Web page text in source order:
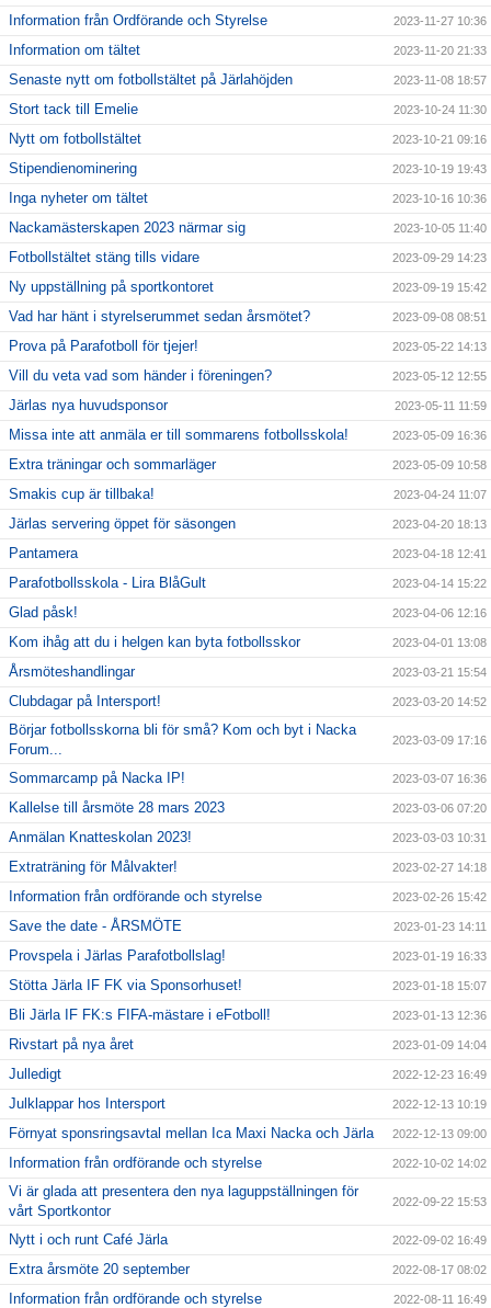
Information från Ordförande och Styrelse 2023-11-27 10:36
Information om tältet 2023-11-20 21:33
Senaste nytt om fotbollstältet på Järlahöjden 2023-11-08 18:57
Stort tack till Emelie 2023-10-24 11:30
Nytt om fotbollstältet 2023-10-21 09:16
Stipendienominering 2023-10-19 19:43
Inga nyheter om tältet 2023-10-16 10:36
Nackamästerskapen 2023 närmar sig 2023-10-05 11:40
Fotbollstältet stäng tills vidare 2023-09-29 14:23
Ny uppställning på sportkontoret 2023-09-19 15:42
Vad har hänt i styrelserummet sedan årsmötet? 2023-09-08 08:51
Prova på Parafotboll för tjejer! 2023-05-22 14:13
Vill du veta vad som händer i föreningen? 2023-05-12 12:55
Järlas nya huvudsponsor 2023-05-11 11:59
Missa inte att anmäla er till sommarens fotbollsskola! 2023-05-09 16:36
Extra träningar och sommarläger 2023-05-09 10:58
Smakis cup är tillbaka! 2023-04-24 11:07
Järlas servering öppet för säsongen 2023-04-20 18:13
Pantamera 2023-04-18 12:41
Parafotbollsskola - Lira BlåGult 2023-04-14 15:22
Glad påsk! 2023-04-06 12:16
Kom ihåg att du i helgen kan byta fotbollsskor 2023-04-01 13:08
Årsmöteshandlingar 2023-03-21 15:54
Clubdagar på Intersport! 2023-03-20 14:52
Börjar fotbollsskorna bli för små? Kom och byt i Nacka
Forum...
2023-03-09 17:16
Sommarcamp på Nacka IP! 2023-03-07 16:36
Kallelse till årsmöte 28 mars 2023 2023-03-06 07:20
Anmälan Knatteskolan 2023! 2023-03-03 10:31
Extraträning för Målvakter! 2023-02-27 14:18
Information från ordförande och styrelse 2023-02-26 15:42
Save the date - ÅRSMÖTE 2023-01-23 14:11
Provspela i Järlas Parafotbollslag! 2023-01-19 16:33
Stötta Järla IF FK via Sponsorhuset! 2023-01-18 15:07
Bli Järla IF FK:s FIFA-mästare i eFotboll! 2023-01-13 12:36
Rivstart på nya året 2023-01-09 14:04
Julledigt 2022-12-23 16:49
Julklappar hos Intersport 2022-12-13 10:19
Förnyat sponsringsavtal mellan Ica Maxi Nacka och Järla 2022-12-13 09:00
Information från ordförande och styrelse 2022-10-02 14:02
Vi är glada att presentera den nya laguppställningen för
vårt Sportkontor
2022-09-22 15:53
Nytt i och runt Café Järla 2022-09-02 16:49
Extra årsmöte 20 september 2022-08-17 08:02
Information från ordförande och styrelse 2022-08-11 16:49